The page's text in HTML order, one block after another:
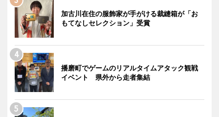
加古川在住の服飾家が手がける裁縫箱が「お
もてなしセレクション」受賞
播磨町でゲームのリアルタイムアタック観戦
イベント 県外から走者集結